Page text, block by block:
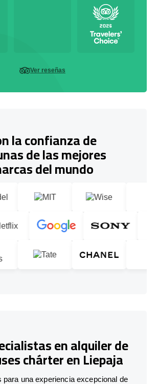
Ver reseñas
la confianza de
de las mejores
del mundo
en alquiler de
chárter en Liepaja
para una experiencia excepcional de